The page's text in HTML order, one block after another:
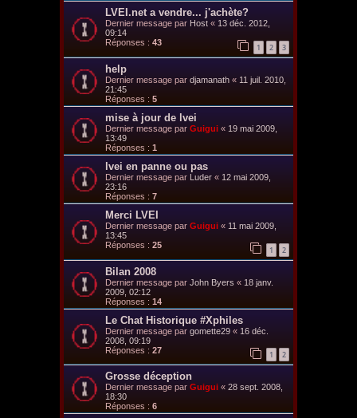
LVEI.net a vendre... j'achète?
Dernier message par Host « 13 déc. 2012,
09:14
Réponses : 43 1 2 3
help
Dernier message par djamanath « 11 juil. 2010,
21:45
Réponses : 5
mise à jour de lvei
Dernier message par Guigui « 19 mai 2009,
13:49
Réponses : 1
lvei en panne ou pas
Dernier message par Luder « 12 mai 2009,
23:16
Réponses : 7
Merci LVEI
Dernier message par Guigui « 11 mai 2009,
13:45
Réponses : 25 1 2
Bilan 2008
Dernier message par John Byers « 18 janv.
2009, 02:12
Réponses : 14
Le Chat Historique #Xphiles
Dernier message par gomette29 « 16 déc.
2008, 09:19
Réponses : 27 1 2
Grosse déception
Dernier message par Guigui « 28 sept. 2008,
18:30
Réponses : 6